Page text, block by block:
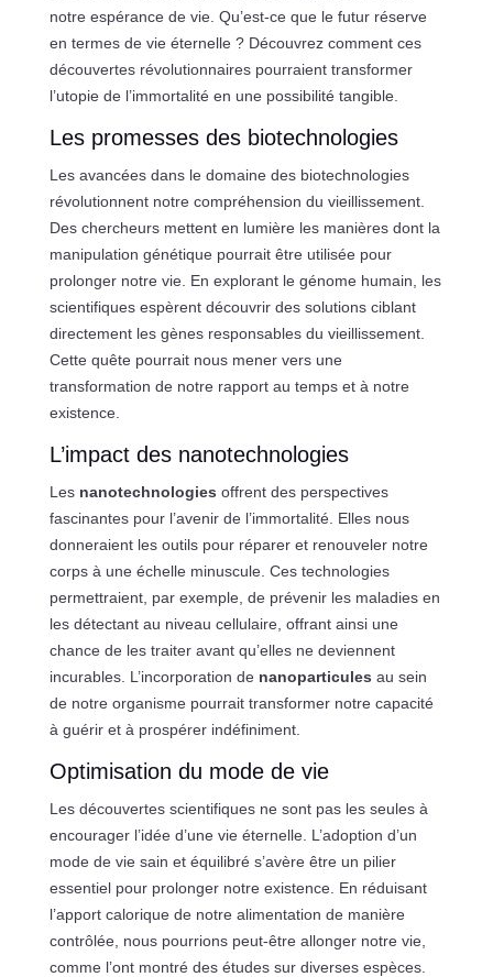
notre espérance de vie. Qu’est-ce que le futur réserve
en termes de vie éternelle ? Découvrez comment ces
découvertes révolutionnaires pourraient transformer
l’utopie de l’immortalité en une possibilité tangible.
Les promesses des biotechnologies
Les avancées dans le domaine des biotechnologies
révolutionnent notre compréhension du vieillissement.
Des chercheurs mettent en lumière les manières dont la
manipulation génétique pourrait être utilisée pour
prolonger notre vie. En explorant le génome humain, les
scientifiques espèrent découvrir des solutions ciblant
directement les gènes responsables du vieillissement.
Cette quête pourrait nous mener vers une
transformation de notre rapport au temps et à notre
existence.
L’impact des nanotechnologies
Les nanotechnologies offrent des perspectives
fascinantes pour l’avenir de l’immortalité. Elles nous
donneraient les outils pour réparer et renouveler notre
corps à une échelle minuscule. Ces technologies
permettraient, par exemple, de prévenir les maladies en
les détectant au niveau cellulaire, offrant ainsi une
chance de les traiter avant qu’elles ne deviennent
incurables. L’incorporation de nanoparticules au sein
de notre organisme pourrait transformer notre capacité
à guérir et à prospérer indéfiniment.
Optimisation du mode de vie
Les découvertes scientifiques ne sont pas les seules à
encourager l’idée d’une vie éternelle. L’adoption d’un
mode de vie sain et équilibré s’avère être un pilier
essentiel pour prolonger notre existence. En réduisant
l’apport calorique de notre alimentation de manière
contrôlée, nous pourrions peut-être allonger notre vie,
comme l’ont montré des études sur diverses espèces.